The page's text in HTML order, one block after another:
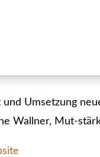
und Umsetzung
Wallner, Mut-